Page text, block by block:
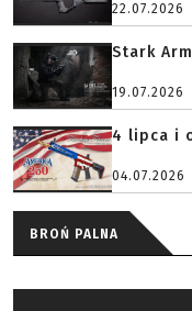
22.07.2026
Stark
19.07.2026
4 lipca i
04.07.2026
BROŃ PALNA